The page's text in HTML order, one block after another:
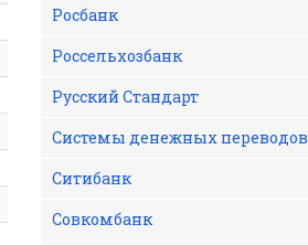
Росбанк
Россельхозбанк
Русский Стандарт
Системы денежных переводов
Ситибанк
Совкомбанк